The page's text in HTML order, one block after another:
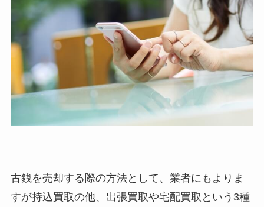
古銭を売却する際の方法として、業者にもよりま
すが持込買取の他、出張買取や宅配買取という3種